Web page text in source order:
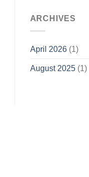
ARCHIVES
April 2026(1)
August 2025(1)